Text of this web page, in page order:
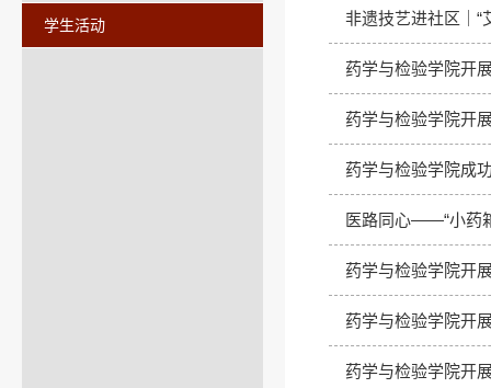
学生活动 非遗技艺进社区｜
药学与检验学院开
药学与检验学院开
药学与检验学院成
医路同心——“小药
药学与检验学院开
药学与检验学院开
药学与检验学院开